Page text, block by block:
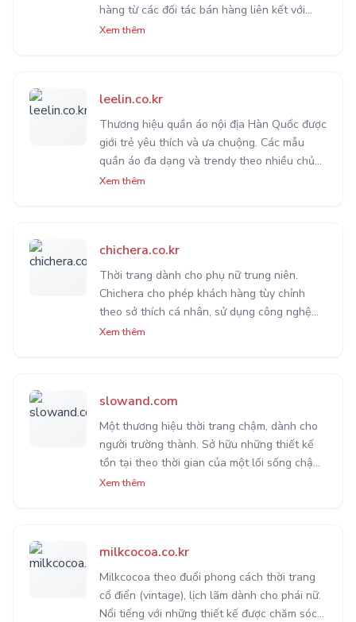
hàng từ các đối tác bán hàng liên kết với
Naver như smartstore.naver.com/cos-i hoặc
Xem thêm
leelin.co.kr
Thương hiệu quần áo nội địa Hàn Quốc được
giới trẻ yêu thích và ưa chuộng. Các mẫu
quần áo đa dạng và trendy theo nhiều chủ
đề khác nhau trong cuộc sống. Phù hợp với
Xem thêm
chichera.co.kr
Thời trang dành cho phụ nữ trung niên.
Chichera cho phép khách hàng tùy chỉnh
theo sở thích cá nhân, sử dụng công nghệ
Big-data để gợi ý cho bạn những mẫu thời
Xem thêm
slowand.com
Một thương hiệu thời trang chậm, dành cho
người trường thành. Sở hữu những thiết kế
tồn tại theo thời gian của một lối sống chậm
lại để tận hưởng. Thể hiện vẻ đẹp sâu lắng,
Xem thêm
milkcocoa.co.kr
Milkcocoa theo đuổi phong cách thời trang
cổ điển (vintage), lịch lãm dành cho phái nữ.
Nổi tiếng với những thiết kế được chăm sóc tỉ